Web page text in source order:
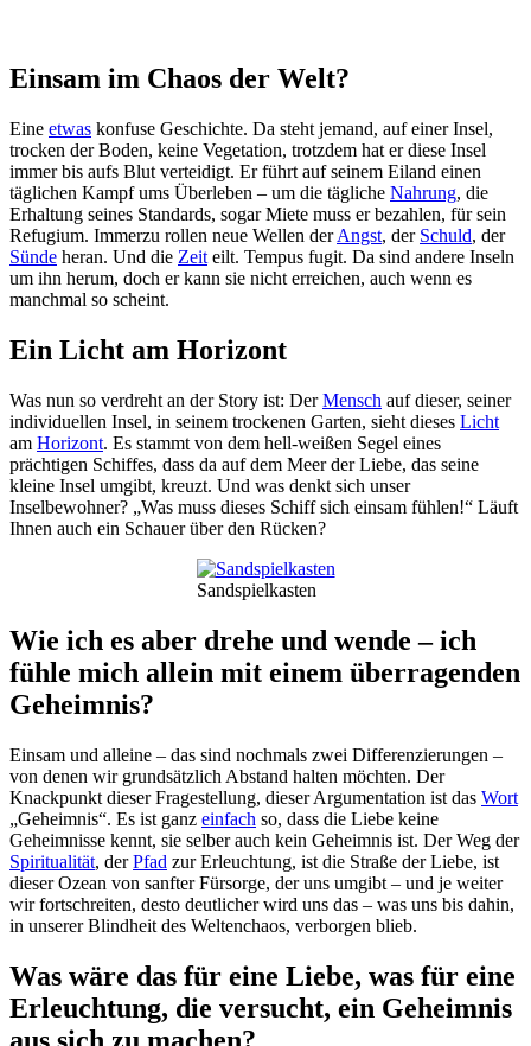
Einsam im Chaos der Welt?
Eine etwas konfuse Geschichte. Da steht jemand, auf einer Insel,
trocken der Boden, keine Vegetation, trotzdem hat er diese Insel
immer bis aufs Blut verteidigt. Er führt auf seinem Eiland einen
täglichen Kampf ums Überleben – um die tägliche Nahrung, die
Erhaltung seines Standards, sogar Miete muss er bezahlen, für sein
Refugium. Immerzu rollen neue Wellen derAngst, der Schuld, der
Sünde heran. Und die Zeit eilt. Tempus fugit. Da sind andere Inseln
um ihn herum, doch er kann sie nicht erreichen, auch wenn es
manchmal so scheint.
Ein Licht am Horizont
Was nun so verdreht an der Story ist: DerMensch auf dieser, seiner
individuellen Insel, in seinem trockenen Garten, sieht dieses Licht
am Horizont. Es stammt von dem hell-weißen Segel eines
prächtigen Schiffes, dass da auf dem Meer der Liebe, das seine
kleine Insel umgibt, kreuzt. Und was denkt sich unser
Inselbewohner? „Was muss dieses Schiff sich einsam fühlen!“ Läuft
Ihnen auch ein Schauer über den Rücken?
Sandspielkasten
Wie ich es aber drehe und wende – ich
fühle mich allein mit einem überragenden
Geheimnis?
Einsam und alleine – das sind nochmals zwei Differenzierungen –
von denen wir grundsätzlich Abstand halten möchten. Der
Knackpunkt dieser Fragestellung, dieser Argumentation ist das Wort
„Geheimnis“. Es ist ganz einfach so, dass die Liebe keine
Geheimnisse kennt, sie selber auch kein Geheimnis ist. Der Weg der
Spiritualität, derPfad zur Erleuchtung, ist die Straße der Liebe, ist
dieser Ozean von sanfter Fürsorge, der uns umgibt – und je weiter
wir fortschreiten, desto deutlicher wird uns das – was uns bis dahin,
in unserer Blindheit des Weltenchaos, verborgen blieb.
Was wäre das für eine Liebe, was für eine
Erleuchtung, die versucht, ein Geheimnis
aus sich zu machen?